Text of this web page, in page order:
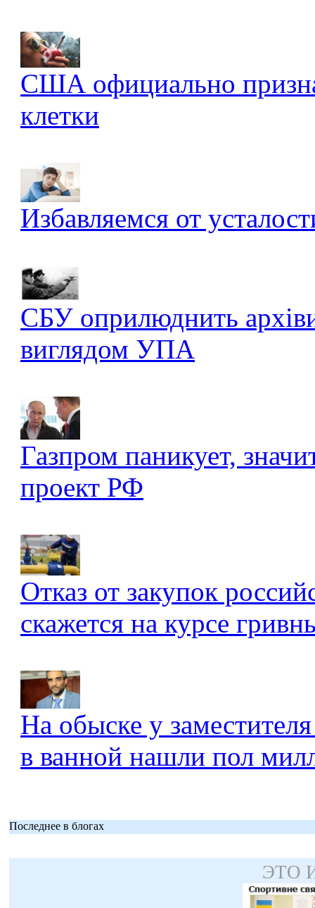
США официально
клетки
Избавляемся от
СБУ оприлюднить
виглядом УПА
Газпром паникует,
проект РФ
Отказ от закупок
скажется на курсе
На обыске у
в ванной нашли пол
Последнее в блогах
ЭТО